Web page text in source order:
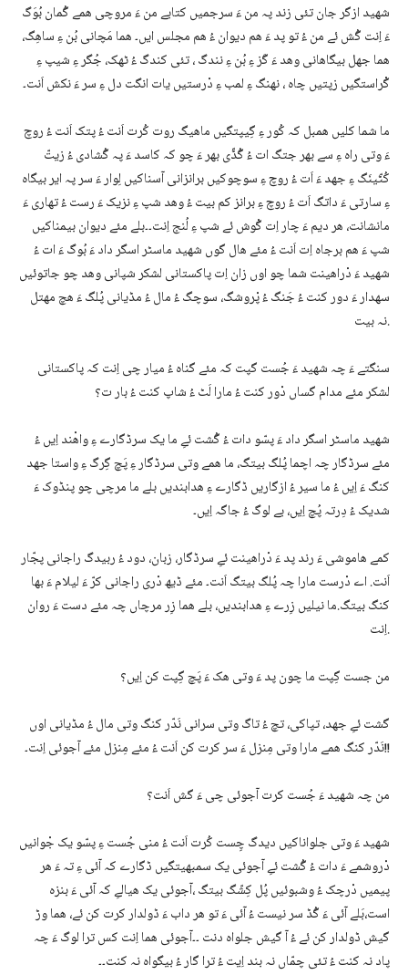
شھید ازگر جان تئی زند پہ من ءَ سرجمیں کتابے من ءَ مروچی ھمے گُمان بُوَگ
ءَ اِنت گُش ئے من ءُ تو پد ءَ ھم دیوان ءُ ھم مجلس ایں۔ ھما مَچانی بُن ءِ ساھِگ،
ھما جھل بیگاھانی وھد ءَ گَز ءِ بُن ءِ نندگ ، تئی کندگ ءُ ٹھک، جُگر ءِ شیپ ءِ
گْراستگیں زپتیں چاہ ، نھنگ ءِ لمب ءِ دْرستیں یات انگت دل ءِ سر ءَ نکش اَنت۔
ما شما کلیں ھمبل کہ کُور ءِ گِیپتگیں ماھیگ روت کُرت اَنت ءُ پتک اَنت ءُ روچ
ءَ وتی راہ ءِ سے بھر جتگ ات ءُ گُڈّی بھر ءَ چو کہ کاسد ءَ پہ گُشادی ءُ زیتّ
کُٹّینَگ ءِ جھد ءَ اَت ءُ روچ ءِ سوچوکیں برانزانی آسناکیں لِوار ءَ سر پہ ایر بیگاہ
ءِ سارتی ءَ داتگ اَت ءُ روچ ءِ برانز کم بیت ءُ وھد شپ ءِ نزیک ءَ رست ءُ تھاری ءَ
مانشانت، ھر دیم ءَ چار اِت گْوش ئے شپ ءِ لُنج اِنت۔۔بلے مئے دیوان بیمناکیں
شپ ءَ ھم برجاہ اِت اَنت ءُ مئے ھال گوں شھید ماسٹر اسگر داد ءَ بُوگ ءَ ات ءُ
شھید ءَ دْراھینت شما چو اوں زان اِت پاکستانی لشکر شپانی وھد چو جاتوئیں
سھدار ءَ دور کنت ءُ جَنگ ءُ پْروشگ، سوچگ ءُ مال ءُ مڈیانی پُلگ ءَ ھچ مھتل
نہ بیت.
سنگتے ءَ چہ شھید ءَ جُست گپت کہ مئے گناہ ءُ میار چی اِنت کہ پاکستانی
لشکر مئے مدام گساں دْور کنت ءُ مارا لَٹ ءُ شاپ کنت ءُ بار ت؟
شھید ماسٹر اسگر داد ءَ پسّو دات ءُ گُشت ئےِ ما یک سرڈگارے ءِ واھْند اِیں ءُ
مئے سرڈگار چہ اچما پُلگ بیتگ، ما ھمے وتی سرڈگار ءِ پَچ گِرگ ءِ واستا جھد
کنگ ءَ اِیں ءُ ما سیر ءُ ازگاریں ڈگارے ءِ ھدابندیں بلے ما مرچی چو پنڈوک ءَ
شدیک ءُ دِرتہ پُچ اِیں، بے لوگ ءُ جاگہ اِیں۔
کمے ھاموشی ءَ رند پد ءَ دْراھینت ئےِ سرڈگار، زبان، دود ءُ ربیدگ راجانی پجّار
اَنت. اے دْرست مارا چہ پُلگ بیتگ اَنت۔ مئے ڈیھ دْری راجانی کرّ ءَ لیلام ءَ بھا
کنگ بیتگ.ما نیلیں زِرے ءِ ھدابندیں، بلے ھما زِر مرچاں چہ مئے دست ءَ روان
اِنت.
من جست گِپت ما چون پد ءَ وتی ھک ءَ پَچ گِپت کن اِیں؟
گشت ئےِ جھد، تپاکی، تچ ءُ تاگ وتی سرانی نَدّر کنگ وتی مال ءُ مڈیانی اوں
نَدّر کنگ ھمے مارا وتی مِنزل ءَ سر کرت کن اَنت ءُ مئے مِنزل مئے آجوئی اِنت۔!!
من چہ شھید ءَ جُست کرت آجوئی چی ءَ گش اَنت؟
شھید ءَ وتی جلواناکیں دیدگ چِست کُرت اَنت ءُ منی جُست ءِ پسّو یک جْوانیں
دْروشمے ءَ دات ءُ گُشت ئےِ آجوئی یک سمبھیتگیں ڈگارے کہ آئی ءِ تہ ءَ ھر
پیمیں دْرچک ءُ وشبوئیں پُل کِشّگ بیتگ ،آجوئی یک ھیالےِ کہ آئی ءَ بنزہ
است،بَلے آئی ءَ گُڈ سر نیست ءُ آئی ءَ تو ھر داب ءَ ڈولدار کرت کن ئے، ھما وڑ
گیش ڈولدار کن ئے ءُ آ گیش جلواہ دنت ۔۔آجوئی ھما اِنت کس ترا لوگ ءَ چہ
پاد نہ کنت ءُ تئی چمّاں نہ بند اِیت ءُ ترا گار ءُ بیگواہ نہ کنت۔۔